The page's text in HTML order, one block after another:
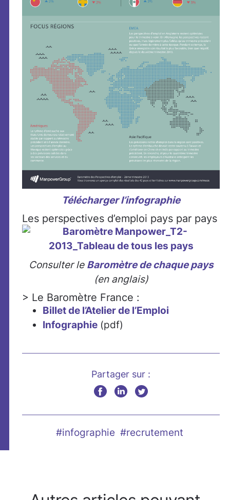
Télécharger l’infographie
Les perspectives d’emploi pays par pays
Consulter le Baromètre de chaque pays
(en anglais)
> Le Baromètre France :
Billet de l’Atelier de l’Emploi
Infographie (pdf)
Partager sur :
#infographie #recrutement